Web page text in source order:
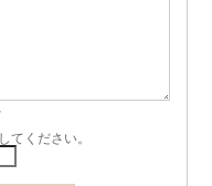
てください。